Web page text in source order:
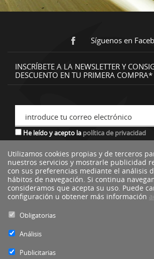
Síguenos en
INSCRÍBETE A LA NEWSLETTER Y
DESCUENTO EN TU PRIMERA COMPRA*
introduce tu correo electrónico
He leído y acepto la política de privacidad
*descuento no acumulable a otras ofertas o
Utilizamos cookies propias y de terceros
nuestros servicios y mostrarle publicidad
con sus preferencias mediante el análisis
hábitos de navegación. Si continua
consideramos que acepta su uso. Puede
configuración u obtener más información
Obligatorias
Análisis
Publicitarias